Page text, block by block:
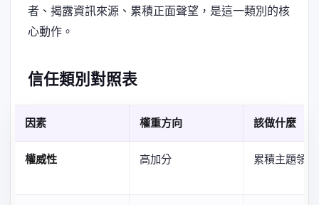
者、揭露資訊來源、累積正面聲望，是這一類別的核
心動作。
信任類別對照表
因素 權重方向 該做什麼
權威性 高加分 累積主題領